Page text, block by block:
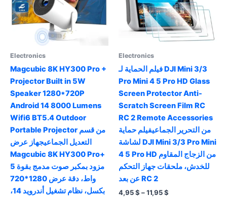
Electronics
Magcubic 8K HY300 Pro +
Projector Built in 5W
Speaker 1280*720P
Android 14 8000 Lumens
Wifi6 BT5.4 Outdoor
Portable Projector من قسم
التعديل الجماعيجهاز عرض
Magcubic 8K HY300 Pro+
مزود بمكبر صوت مدمج بقوة 5
واط، دقة عرض 1280*720
بكسل، نظام تشغيل أندرويد 14،
Electronics
فيلم الحماية لـ DJI Mini 3/3
Pro Mini 4 5 Pro HD Glass
Screen Protector Anti-
Scratch Screen Film RC
RC 2 Remote Accessories
من التحرير الجماعيفيلم حماية
لشاشة DJI Mini 3/3 Pro Mini
4 5 Pro HD من الزجاج المقاوم
للخدش، ملحقات جهاز التحكم
عن بعد RC 2
4,95$ –11,95$